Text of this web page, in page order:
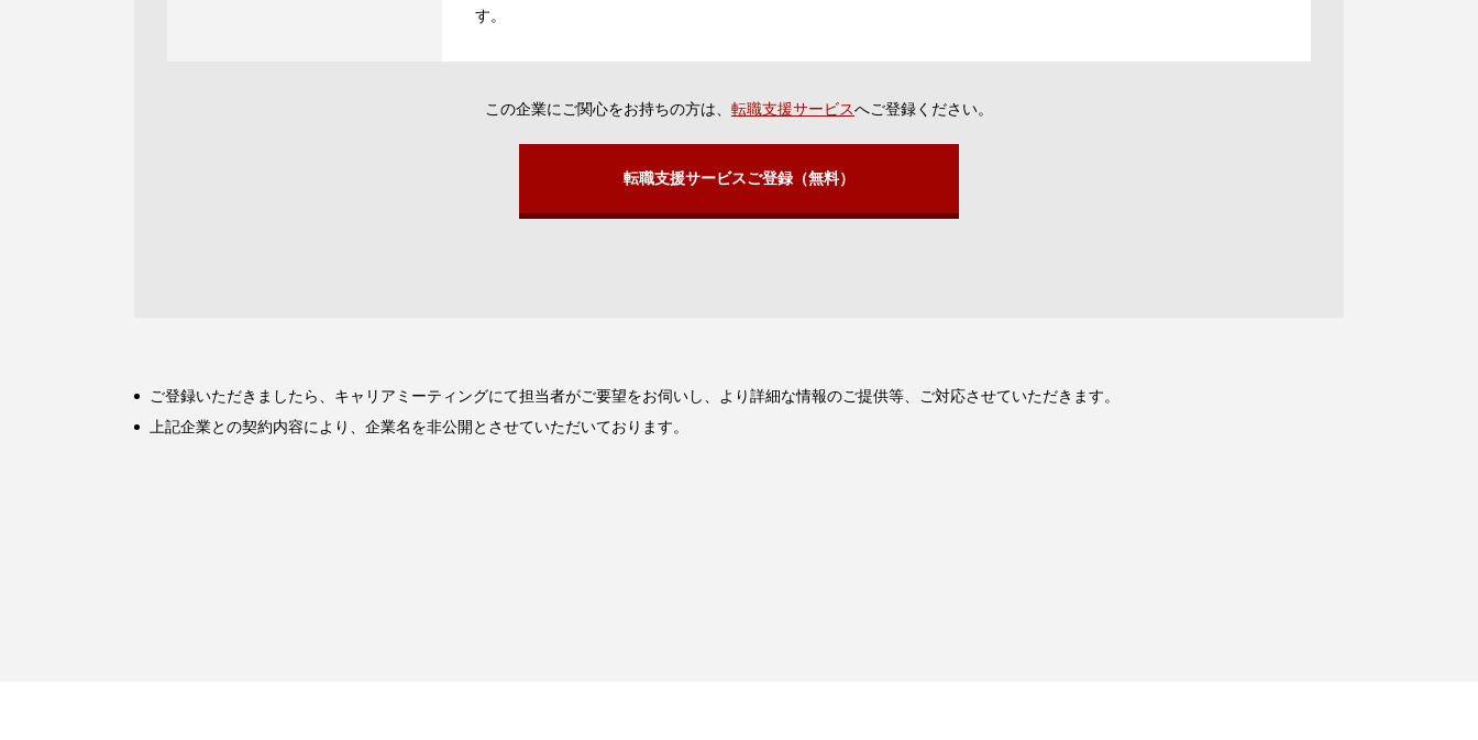
す。
この企業にご関心をお持ちの方は、 転職支援サービスへご登録ください。
転職支援サービスご登録（無料）
ご登録いただきましたら、キャリアミーティングにて担当者がご要望をお伺いし、より詳細な情報のご提供等、ご対応させていただきます。
上記企業との契約内容により、企業名を非公開とさせていただいております。